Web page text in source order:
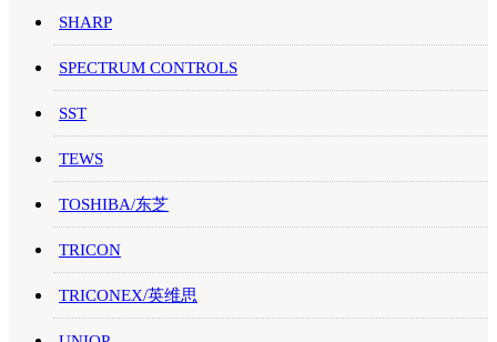
SHARP
SPECTRUM CONTROLS
SST
TEWS
TOSHIBA/东芝
TRICON
TRICONEX/英维思